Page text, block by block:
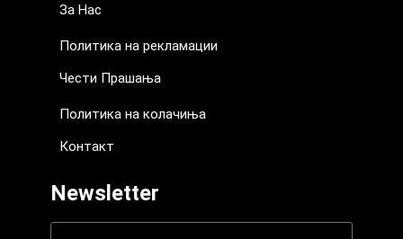
За Нас
Политика на рекламации
Чести Прашања
Политика на колачиња
Контакт
Newsletter